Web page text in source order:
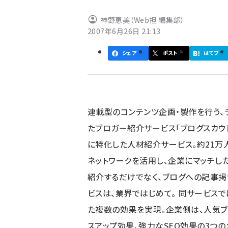
ず神野恵美（Web担 編集部）
2007年6月26日 21:13
シェア ポスト はてブ
連載型のコンテンツ企画・製作を行う
たブロガー紹介サービス「ブログスカウ
に特化した人材紹介サービス。約21万
ネットワークを活用し、企業にマッチ
紹介するだけでなく、ブログへの記事
ビスは、業界ではじめて。 同サービス
た複数の効果を実現。企業側は、人気
スアップ効果、強力なSEO効果の3つ